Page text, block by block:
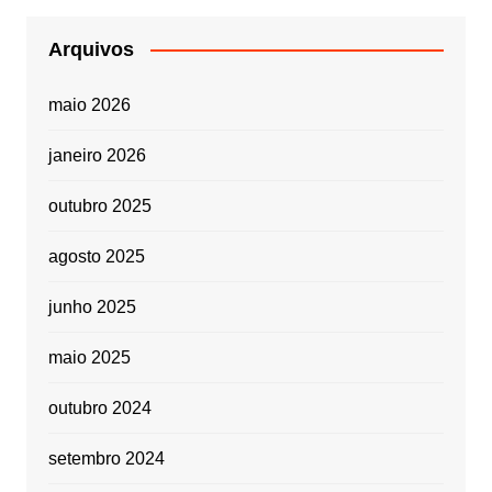
Arquivos
maio 2026
janeiro 2026
outubro 2025
agosto 2025
junho 2025
maio 2025
outubro 2024
setembro 2024